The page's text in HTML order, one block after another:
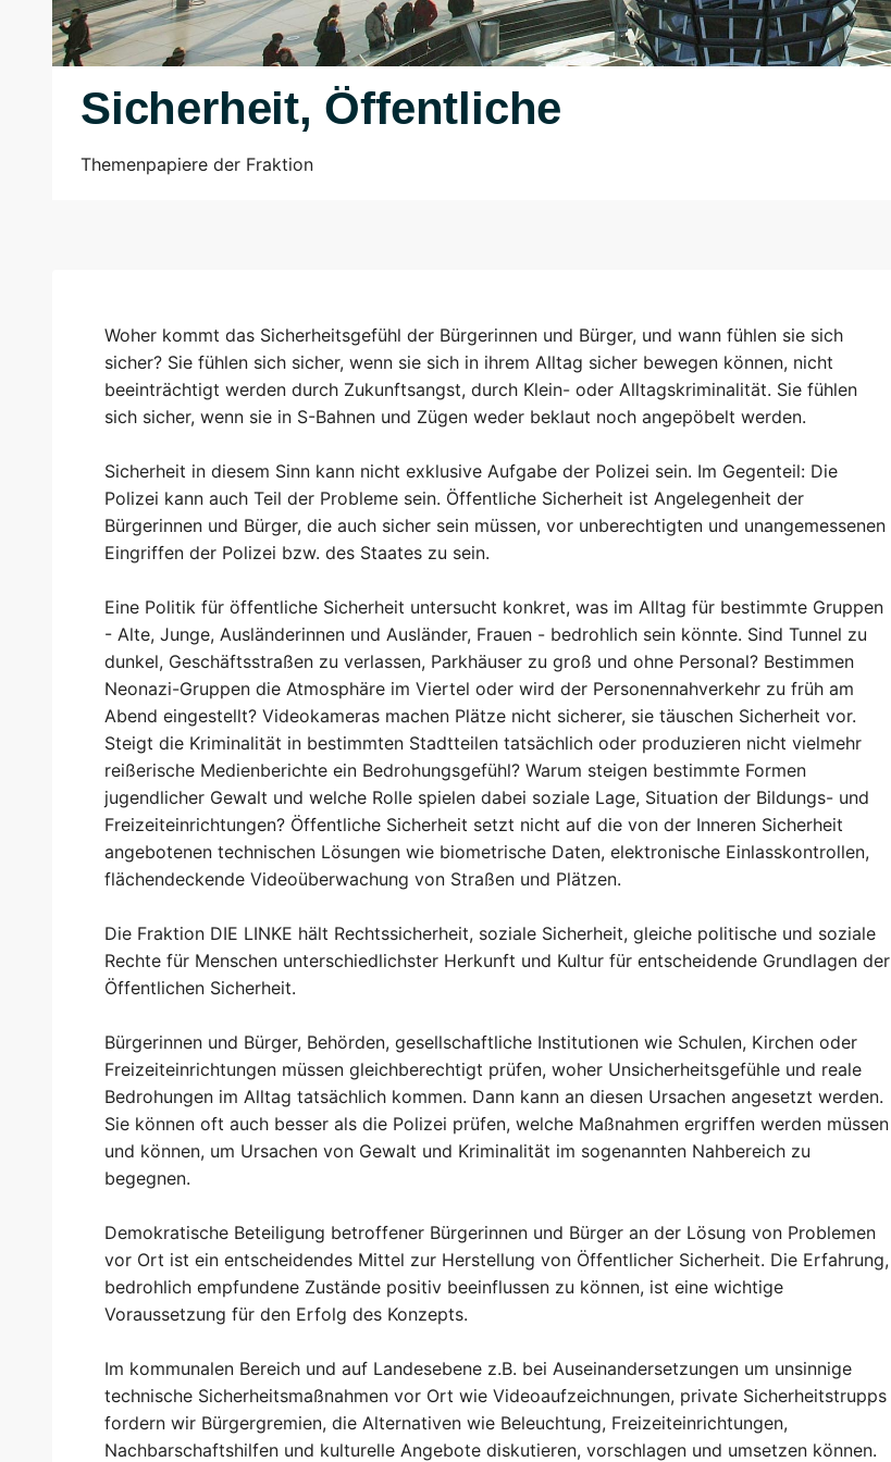
Sicherheit, Öffentliche
Themenpapiere der Fraktion
Woher kommt das Sicherheitsgefühl der Bürgerinnen und Bürger, und wann fühlen sie sich
sicher? Sie fühlen sich sicher, wenn sie sich in ihrem Alltag sicher bewegen können, nicht
beeinträchtigt werden durch Zukunftsangst, durch Klein- oder Alltagskriminalität. Sie fühlen
sich sicher, wenn sie in S-Bahnen und Zügen weder beklaut noch angepöbelt werden.
Sicherheit in diesem Sinn kann nicht exklusive Aufgabe der Polizei sein. Im Gegenteil: Die
Polizei kann auch Teil der Probleme sein. Öffentliche Sicherheit ist Angelegenheit der
Bürgerinnen und Bürger, die auch sicher sein müssen, vor unberechtigten und unangemessenen
Eingriffen der Polizei bzw. des Staates zu sein.
Eine Politik für öffentliche Sicherheit untersucht konkret, was im Alltag für bestimmte Gruppen
- Alte, Junge, Ausländerinnen und Ausländer, Frauen - bedrohlich sein könnte. Sind Tunnel zu
dunkel, Geschäftsstraßen zu verlassen, Parkhäuser zu groß und ohne Personal? Bestimmen
Neonazi-Gruppen die Atmosphäre im Viertel oder wird der Personennahverkehr zu früh am
Abend eingestellt? Videokameras machen Plätze nicht sicherer, sie täuschen Sicherheit vor.
Steigt die Kriminalität in bestimmten Stadtteilen tatsächlich oder produzieren nicht vielmehr
reißerische Medienberichte ein Bedrohungsgefühl? Warum steigen bestimmte Formen
jugendlicher Gewalt und welche Rolle spielen dabei soziale Lage, Situation der Bildungs- und
Freizeiteinrichtungen? Öffentliche Sicherheit setzt nicht auf die von der Inneren Sicherheit
angebotenen technischen Lösungen wie biometrische Daten, elektronische Einlasskontrollen,
flächendeckende Videoüberwachung von Straßen und Plätzen.
Die Fraktion DIE LINKE hält Rechtssicherheit, soziale Sicherheit, gleiche politische und soziale
Rechte für Menschen unterschiedlichster Herkunft und Kultur für entscheidende Grundlagen der
Öffentlichen Sicherheit.
Bürgerinnen und Bürger, Behörden, gesellschaftliche Institutionen wie Schulen, Kirchen oder
Freizeiteinrichtungen müssen gleichberechtigt prüfen, woher Unsicherheitsgefühle und reale
Bedrohungen im Alltag tatsächlich kommen. Dann kann an diesen Ursachen angesetzt werden.
Sie können oft auch besser als die Polizei prüfen, welche Maßnahmen ergriffen werden müssen
und können, um Ursachen von Gewalt und Kriminalität im sogenannten Nahbereich zu
begegnen.
Demokratische Beteiligung betroffener Bürgerinnen und Bürger an der Lösung von Problemen
vor Ort ist ein entscheidendes Mittel zur Herstellung von Öffentlicher Sicherheit. Die Erfahrung,
bedrohlich empfundene Zustände positiv beeinflussen zu können, ist eine wichtige
Voraussetzung für den Erfolg des Konzepts.
Im kommunalen Bereich und auf Landesebene z.B. bei Auseinandersetzungen um unsinnige
technische Sicherheitsmaßnahmen vor Ort wie Videoaufzeichnungen, private Sicherheitstrupps
fordern wir Bürgergremien, die Alternativen wie Beleuchtung, Freizeiteinrichtungen,
Nachbarschaftshilfen und kulturelle Angebote diskutieren, vorschlagen und umsetzen können.